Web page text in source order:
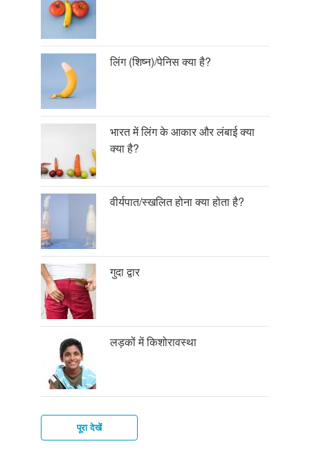
लिंग (शिष्न)/पेनिस क्या है?
भारत में लिंग के आकार और लंबाई क्या
क्या है?
वीर्यपात/स्खलित होना क्या होता है?
गुदा द्वार
लड़कों में किशोरावस्था
पूरा देखें